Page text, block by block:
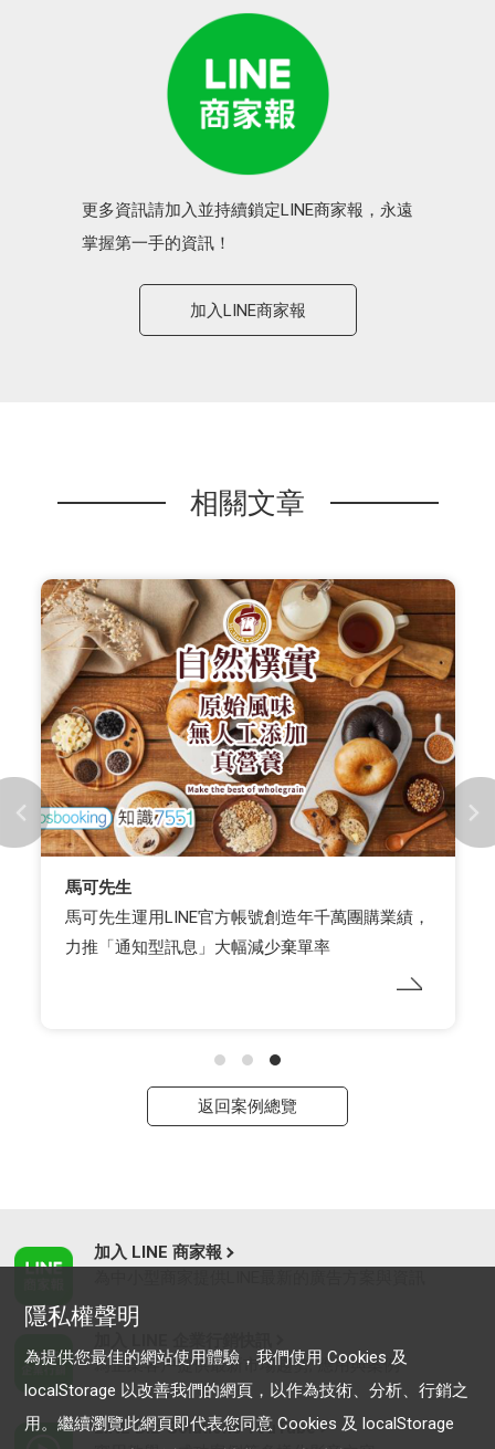
更多資訊請加入並持續鎖定LINE商家報，永遠
掌握第一手的資訊！
加入LINE商家報
相關文章
馬可先生
馬可先生運用LINE官方帳號創造年千萬團購業績，
力推「通知型訊息」大幅減少棄單率
返回案例總覽
加入 LINE 商家報
為企業客戶提供最新市場趨勢, 應用與案例
LINE Biz-Solutions YouTube
隱私權聲明
為提供您最佳的網站使用體驗，我們使用 Cookies 及
localStorage 以改善我們的網頁，以作為技術、分析、行銷之
用。繼續瀏覽此網頁即代表您同意 Cookies 及 localStorage